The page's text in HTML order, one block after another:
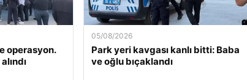
operasyon.
05/08/2026
Park yeri kavgası kanlı bitti: Baba
ve oğlu bıçaklandı